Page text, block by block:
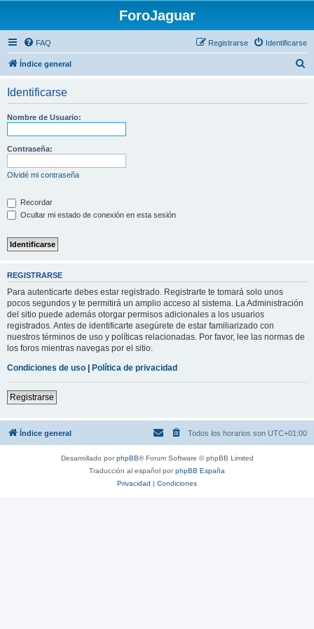
ForoJaguar
FAQ Identificarse
Registrarse
Índice general
Identificarse
Nombre de Usuario:
Contraseña:
Olvidé mi contraseña
Recordar
Ocultar mi estado de conexión en esta sesión
REGISTRARSE
Para autenticarte debes estar registrado. Registrarte te tomará solo unos
pocos segundos y te permitirá un amplio acceso al sistema. La Administración
del sitio puede además otorgar permisos adicionales a los usuarios
registrados. Antes de identificarte asegúrete de estar familiarizado con
nuestros términos de uso y políticas relacionadas. Por favor, lee las normas de
los foros mientras navegas por el sitio.
Condiciones de uso | Política de privacidad
Registrarse
Índice general Todos los horarios son UTC+01:00
Desarrollado porphpBB® Forum Software © phpBB Limited
Traducción al español porphpBB España
Privacidad | Condiciones